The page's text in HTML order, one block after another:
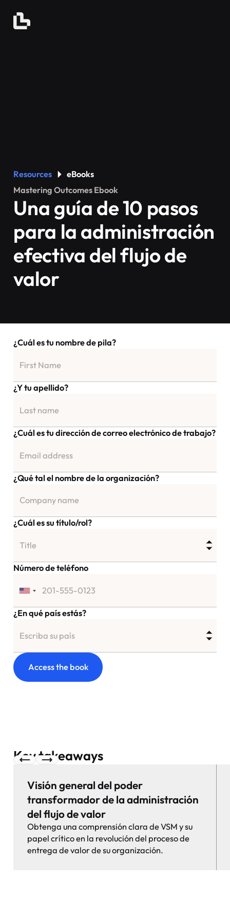
Resources
eBooks
Mastering Outcomes Ebook
Una guía de 10 pasos
para la administración
efectiva del flujo de
valor
¿Cuál es tu nombre de pila?
¿Y tu apellido?
¿Cuál es tu dirección de correo electrónico de trabajo?
¿Qué tal el nombre de la organización?
¿Cuál es su título/rol?
Número de teléfono
¿En qué país estás?
Access the book
Key takeaways
Visión general del poder
transformador de la administración
del flujo de valor
Obtenga una comprensión clara de VSM y su
papel crítico en la revolución del proceso de
entrega de valor de su organización.